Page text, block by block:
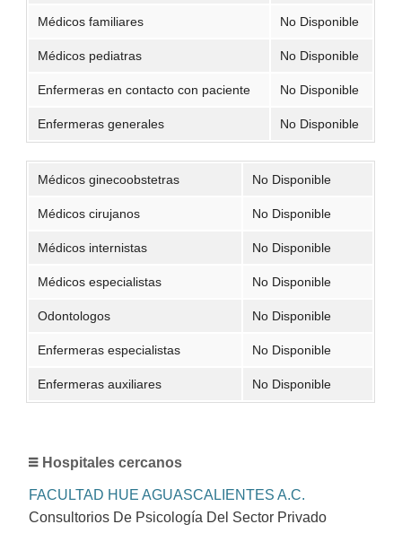
Médicos familiares No Disponible
Médicos pediatras No Disponible
Enfermeras en contacto con paciente No Disponible
Enfermeras generales No Disponible
Médicos ginecoobstetras No Disponible
Médicos cirujanos No Disponible
Médicos internistas No Disponible
Médicos especialistas No Disponible
Odontologos No Disponible
Enfermeras especialistas No Disponible
Enfermeras auxiliares No Disponible
Hospitales cercanos
FACULTAD HUE AGUASCALIENTES A.C.
Consultorios De Psicología Del Sector Privado